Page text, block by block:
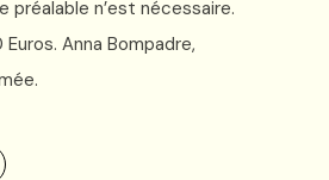
préalable n’est nécessaire.
Euros. Anna Bompadre,